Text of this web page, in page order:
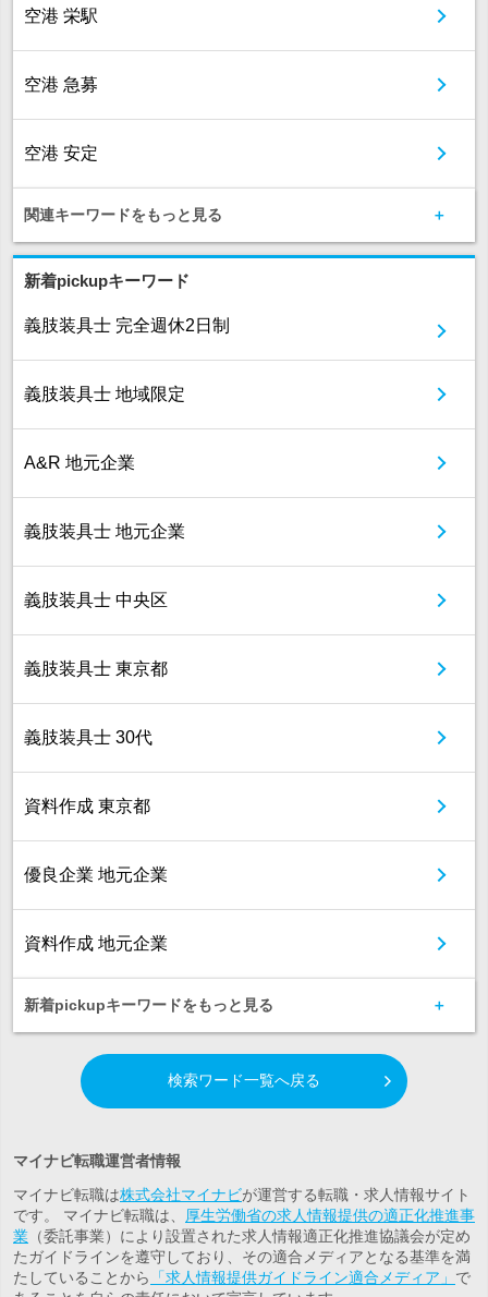
空港 栄駅
空港 急募
空港 安定
関連キーワードをもっと見る
新着pickupキーワード
義肢装具士 完全週休2日制
義肢装具士 地域限定
A&R 地元企業
義肢装具士 地元企業
義肢装具士 中央区
義肢装具士 東京都
義肢装具士 30代
資料作成 東京都
優良企業 地元企業
資料作成 地元企業
新着pickupキーワードをもっと見る
検索ワード一覧へ戻る
マイナビ転職運営者情報
マイナビ転職は株式会社マイナビが運営する転職・求人情報サイト
です。 マイナビ転職は、
厚生労働省の求人情報提供の適正化推進事
業 （委託事業）により設置された求人情報適正化推進協議会が定め
たガイドラインを遵守しており、その適合メディアとなる基準を満
たしていることから
「求人情報提供ガイドライン適合メディア」 で